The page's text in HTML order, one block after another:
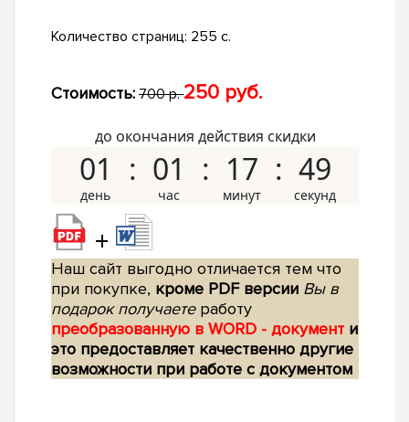
Количество страниц: 255 с.
Стоимость: 700 р.250 руб.
до окончания действия скидки
01 01 17 48
+
Наш сайт выгодно отличается тем что
при покупке, кроме PDF версии Вы в
подарок получаетеработу
преобразованную в WORD - документ и
это предоставляет качественно другие
возможности при работе с документом